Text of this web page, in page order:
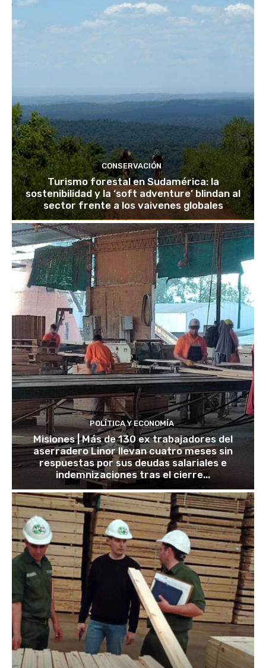
CONSERVACIÓN
Turismo forestal en Sudamérica: la
sostenibilidad y la ‘soft adventure’ blindan al
sector frente a los vaivenes globales
POLÍTICA Y ECONOMÍA
Misiones | Más de 130 ex trabajadores del
aserradero Linor llevan cuatro meses sin
respuestas por sus deudas salariales e
indemnizaciones tras el cierre...